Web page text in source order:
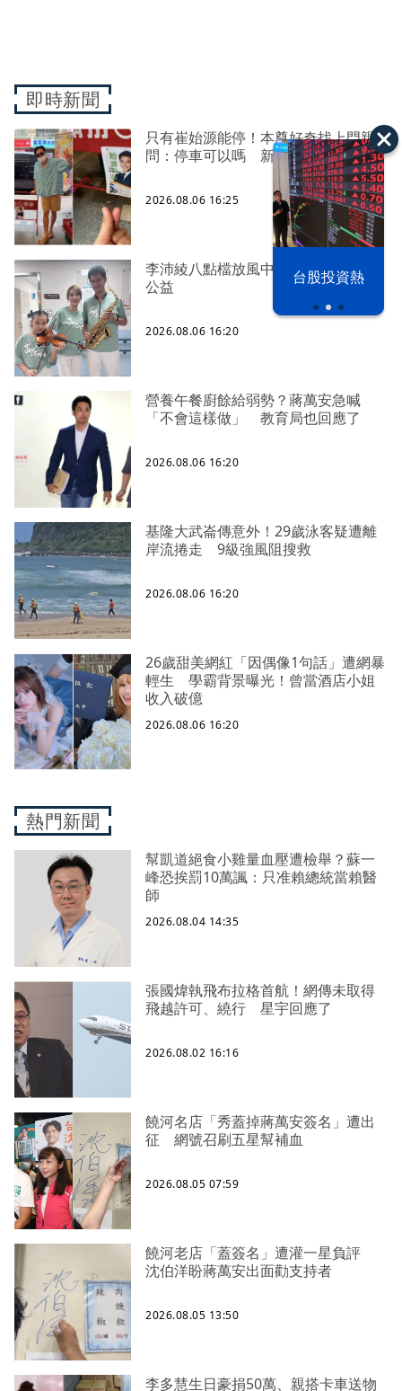
以色列 穹頂
台股投資熱
即時新聞
只有崔始源能停！本尊好奇找上門親
問：停車可以嗎 新北店員粉樂壞
2026.08.06 16:25
李沛綾八點檔放風中 攜兒女獻藝陪做
公益
2026.08.06 16:20
營養午餐廚餘給弱勢？蔣萬安急喊
「不會這樣做」 教育局也回應了
2026.08.06 16:20
基隆大武崙傳意外！29歲泳客疑遭離
岸流捲走 9級強風阻搜救
2026.08.06 16:20
26歲甜美網紅「因偶像1句話」遭網暴
輕生 學霸背景曝光！曾當酒店小姐
收入破億
2026.08.06 16:20
熱門新聞
幫凱道絕食小雞量血壓遭檢舉？蘇一
峰恐挨罰10萬諷：只准賴總統當賴醫
師
2026.08.04 14:35
張國煒執飛布拉格首航！網傳未取得
飛越許可、繞行 星宇回應了
2026.08.02 16:16
饒河名店「秀蓋掉蔣萬安簽名」遭出
征 網號召刷五星幫補血
2026.08.05 07:59
饒河老店「蓋簽名」遭灌一星負評
沈伯洋盼蔣萬安出面勸支持者
2026.08.05 13:50
李多慧生日豪捐50萬、親搭卡車送物